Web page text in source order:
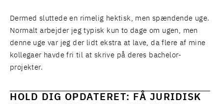
Dermed sluttede en rimelig hektisk, men spændende uge.
Normalt arbejder jeg typisk kun to dage om ugen, men
denne uge var jeg der lidt ekstra at lave, da flere af mine
kollegaer havde fri til at skrive på deres bachelor-
projekter.
HOLD DIG OPDATERET: FÅ JURIDISK